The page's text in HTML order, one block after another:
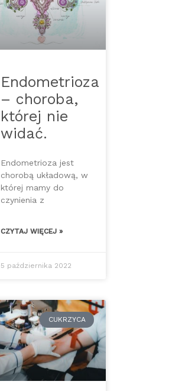
Endometrioza
– choroba,
której nie
widać.
Endometrioza jest
chorobą układową, w
której mamy do
czynienia z
CZYTAJ WIĘCEJ »
5 października 2022
CUKRZYCA